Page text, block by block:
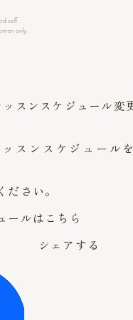
self.
only.
ッスンスケジュール変
スンスケジュール
さい。
ールはこちら
シェアする